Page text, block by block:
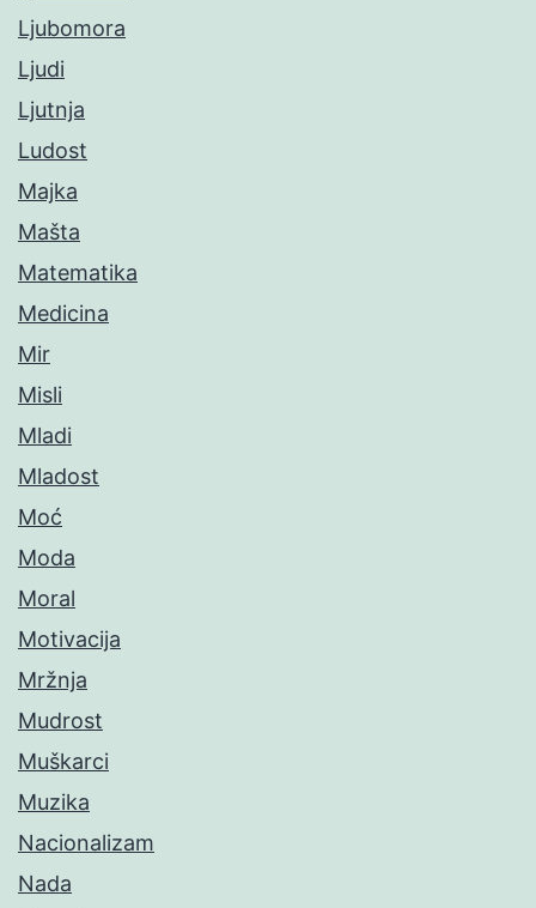
Ljubomora
Ljudi
Ljutnja
Ludost
Majka
Mašta
Matematika
Medicina
Mir
Misli
Mladi
Mladost
Moć
Moda
Moral
Motivacija
Mržnja
Mudrost
Muškarci
Muzika
Nacionalizam
Nada